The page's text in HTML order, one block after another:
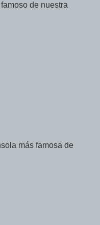
de nuestra
más famosa de